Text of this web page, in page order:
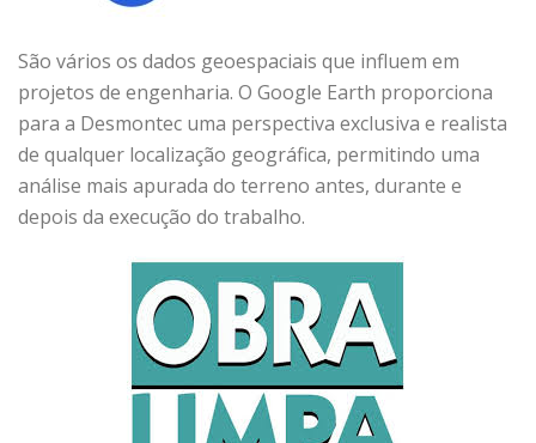
São vários os dados geoespaciais que influem em
projetos de engenharia. O Google Earth proporciona
para a Desmontec uma perspectiva exclusiva e realista
de qualquer localização geográfica, permitindo uma
análise mais apurada do terreno antes, durante e
depois da execução do trabalho.